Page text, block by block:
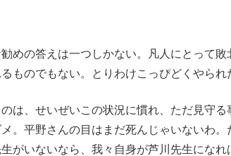
めの答えは一つしかない。凡人にとって
ものでもない。とりわけこっぴどくやられ
は、せいぜいこの状況に慣れ、ただ見守る
。平野さんの目はまだ死んじゃいないわ
がいないなら、我々自身が芦川先生にな